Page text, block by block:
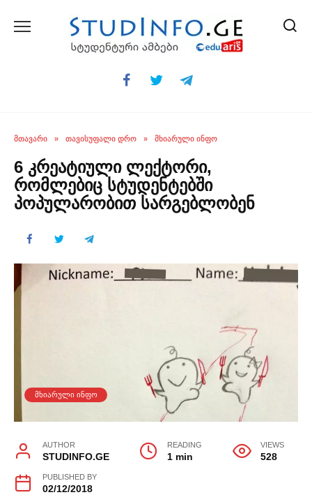
ᲛᲗᲐᲕᲐᲠᲘ » ᲗᲐᲕᲘᲡᲣᲤᲐᲚᲘ ᲓᲠᲝ » ᲛᲮᲘᲐᲠᲣᲚᲘ ᲘᲜᲤᲝ
6 კრეატიული ლექტორი,
რომლებიც სტუდენტებში
პოპულარობით სარგებლობენ
ᲛᲮᲘᲐᲠᲣᲚᲘ ᲘᲜᲤᲝ
AUTHOR
STUDINFO.GE
READING
1 min
VIEWS
528
PUBLISHED BY
02/12/2018